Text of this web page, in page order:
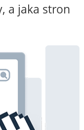
a jaka stron